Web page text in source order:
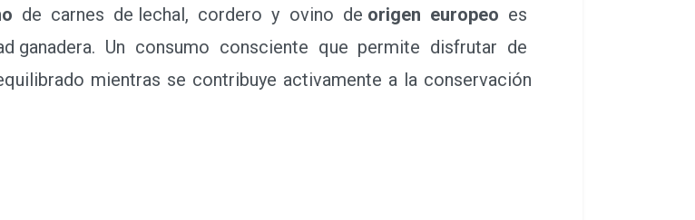
de carnes de lechal, cordero y ovino de origen europeo es
ganadera. Un consumo consciente que permite disfrutar de
mientras se contribuye activamente a la conservación